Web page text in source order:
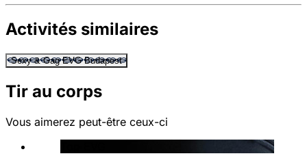
Activités similaires
Sexy & Gag EVG Budapest
Tir au corps
Vous aimerez peut-être ceux-ci